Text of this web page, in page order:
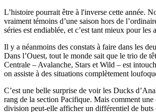
L’histoire pourrait être à l'inverse cette année.
vraiment témoins d’une saison hors de
séries est endiablée, et c’est tant mieux pour les
Il y a néanmoins des constats à faire dans les
Dans l’Ouest, tout le monde sait que le trio de
Centrale – Avalanche, Stars et Wild – est
on assiste à des situations complètement
C’est une belle surprise de voir les Ducks
rang de la section Pacifique. Mais comment une
division peut-elle afficher un différentiel de buts